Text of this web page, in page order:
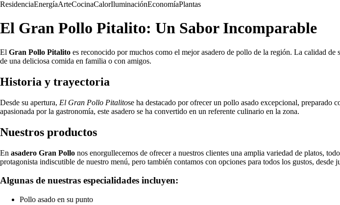
ResidenciaEnergíaArteCocinaCalorIluminaciónEconomíaPlantas
El Gran Pollo Pitalito: Un Sabor Incomparable
El Gran Pollo Pitalito es reconocido por muchos como el mejor asadero de pollo de la región. La calidad
de una deliciosa comida en familia o con amigos.
Historia y trayectoria
Desde su apertura, El Gran Pollo Pitalitose ha destacado por ofrecer un pollo asado excepcional, preparado
apasionada por la gastronomía, este asadero se ha convertido en un referente culinario en la zona.
Nuestros productos
En asadero Gran Pollo nos enorgullecemos de ofrecer a nuestros clientes una amplia variedad de platos,
protagonista indiscutible de nuestro menú, pero también contamos con opciones para todos los gustos, desde
Algunas de nuestras especialidades incluyen:
Pollo asado en su punto